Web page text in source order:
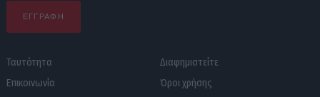
ΕΓΓΡΑΦΗ
Ταυτότητα
Επικοινωνία
Διαφημιστείτε
Όροι χρήσης